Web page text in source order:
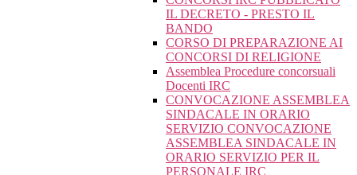
IL DECRETO - PRESTO IL
BANDO
CORSO DI PREPARAZIONE AI
CONCORSI DI RELIGIONE
Assemblea Procedure concorsuali
Docenti IRC
CONVOCAZIONE ASSEMBLEA
SINDACALE IN ORARIO
SERVIZIO CONVOCAZIONE
ASSEMBLEA SINDACALE IN
ORARIO SERVIZIO PER IL
PERSONALE IRC